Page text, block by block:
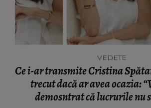
VEDETE
Ce i-ar transmite Cristina
trecut dacă ar avea ocazia:
demosntrat că lucrurile nu